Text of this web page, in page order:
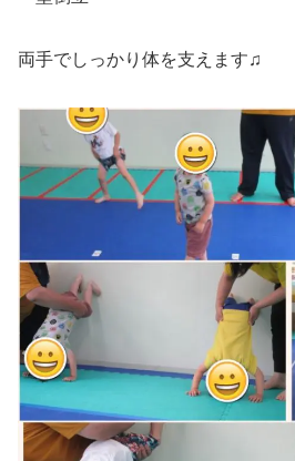
両手でしっかり体を支えます♫